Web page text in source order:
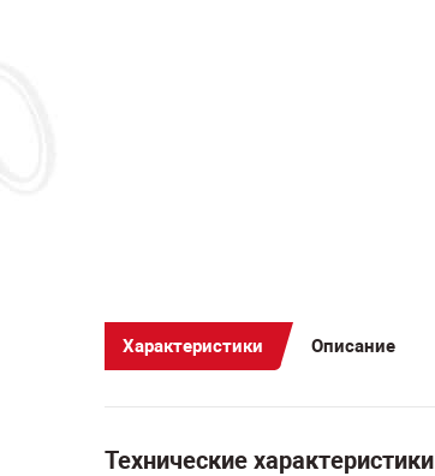
Характеристики Описание
Технические характеристики